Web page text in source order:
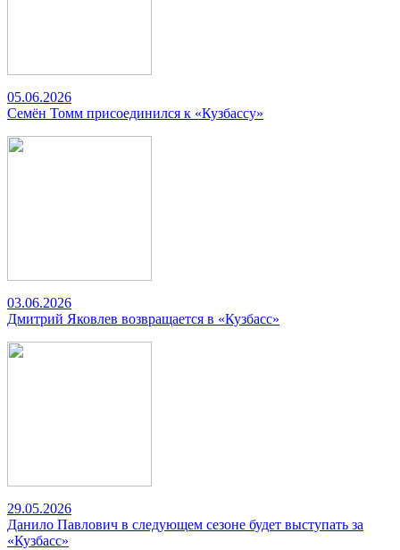
05.06.2026
Семён Томм присоединился к «Кузбассу»
03.06.2026
Дмитрий Яковлев возвращается в «Кузбасс»
29.05.2026
Данило Павлович в следующем сезоне будет выступать за
«Кузбасс»